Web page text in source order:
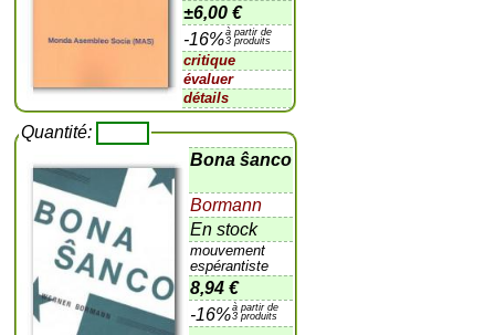
±6,00 €
-16%à partir de
3 produits
critique
évaluer
détails
Quantité:
Bona ŝanco
Bormann
En stock
mouvement
espérantiste
8,94 €
-16%à partir de
3 produits